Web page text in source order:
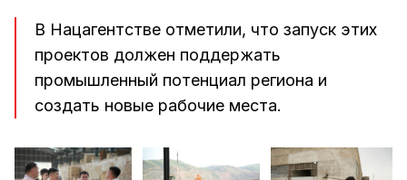
В Нацагентстве отметили, что запуск этих
проектов должен поддержать
промышленный потенциал региона и
создать новые рабочие места.